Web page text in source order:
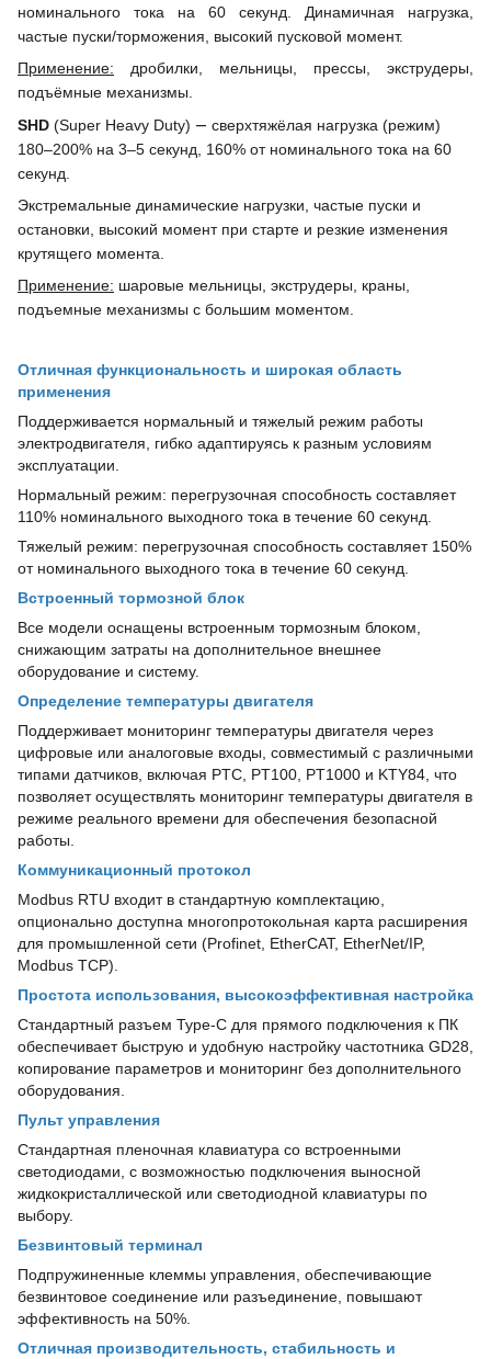
номинального тока на 60 секунд. Динамичная нагрузка,
частые пуски/торможения, высокий пусковой момент.
Применение: дробилки, мельницы, прессы, экструдеры,
подъёмные механизмы.
SHD (Super Heavy Duty) — сверхтяжёлая нагрузка (режим)
180–200% на 3–5 секунд, 160% от номинального тока на 60
секунд.
Экстремальные динамические нагрузки, частые пуски и
остановки, высокий момент при старте и резкие изменения
крутящего момента.
Применение: шаровые мельницы, экструдеры, краны,
подъемные механизмы с большим моментом.
Отличная функциональность и широкая область
применения
Поддерживается нормальный и тяжелый режим работы
электродвигателя, гибко адаптируясь к разным условиям
эксплуатации.
Нормальный режим: перегрузочная способность составляет
110% номинального выходного тока в течение 60 секунд.
Тяжелый режим: перегрузочная способность составляет 150%
от номинального выходного тока в течение 60 секунд.
Встроенный тормозной блок
Все модели оснащены встроенным тормозным блоком,
снижающим затраты на дополнительное внешнее
оборудование и систему.
Определение температуры двигателя
Поддерживает мониторинг температуры двигателя через
цифровые или аналоговые входы, совместимый с различными
типами датчиков, включая PTC, PT100, PT1000 и KTY84, что
позволяет осуществлять мониторинг температуры двигателя в
режиме реального времени для обеспечения безопасной
работы.
Коммуникационный протокол
Modbus RTU входит в стандартную комплектацию,
опционально доступна многопротокольная карта расширения
для промышленной сети (Profinet, EtherCAT, EtherNet/IP,
Modbus TCP).
Простота использования, высокоэффективная настройка
Стандартный разъем Type-C для прямого подключения к ПК
обеспечивает быструю и удобную настройку частотника GD28,
копирование параметров и мониторинг без дополнительного
оборудования.
Пульт управления
Стандартная пленочная клавиатура со встроенными
светодиодами, с возможностью подключения выносной
жидкокристаллической или светодиодной клавиатуры по
выбору.
Безвинтовый терминал
Подпружиненные клеммы управления, обеспечивающие
безвинтовое соединение или разъединение, повышают
эффективность на 50%.
Отличная производительность, стабильность и